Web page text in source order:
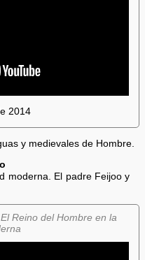
2014
y medievales de Hombre.
moderna. El padre Feijoo y
El Reino del Hombre en la